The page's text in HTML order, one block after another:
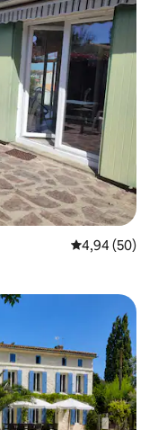
4,94 av 5 i
4,94 (50)